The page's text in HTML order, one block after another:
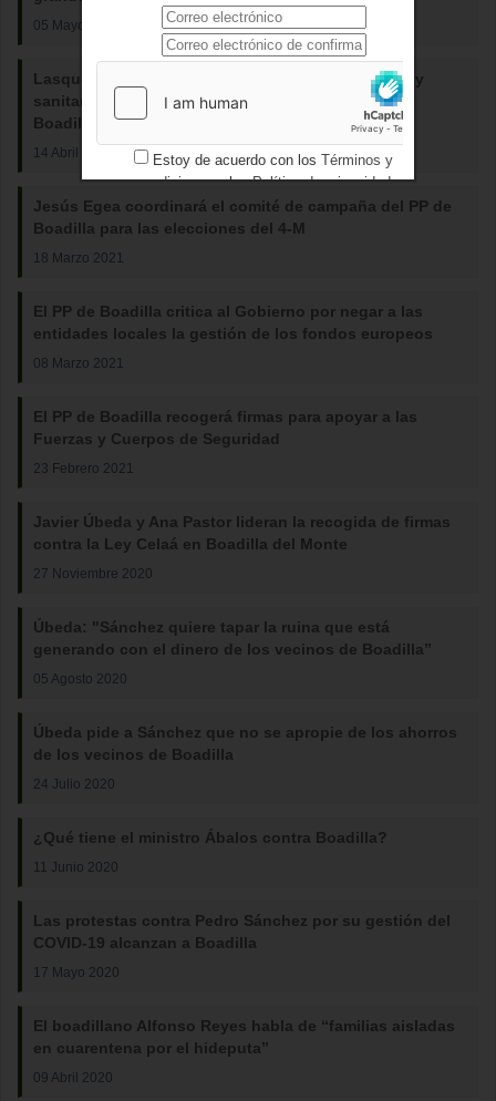
05 Mayo 2021
Lasquetty pone en valor las políticas económicas y
sanitarias del PP en un encuentro con afiliados de
Boadilla
14 Abril 2021
Jesús Egea coordinará el comité de campaña del PP de
Boadilla para las elecciones del 4-M
18 Marzo 2021
El PP de Boadilla critica al Gobierno por negar a las
entidades locales la gestión de los fondos europeos
08 Marzo 2021
El PP de Boadilla recogerá firmas para apoyar a las
Fuerzas y Cuerpos de Seguridad
23 Febrero 2021
Javier Úbeda y Ana Pastor lideran la recogida de firmas
contra la Ley Celaá en Boadilla del Monte
27 Noviembre 2020
Úbeda: "Sánchez quiere tapar la ruina que está
generando con el dinero de los vecinos de Boadilla”
05 Agosto 2020
Úbeda pide a Sánchez que no se apropie de los ahorros
de los vecinos de Boadilla
24 Julio 2020
¿Qué tiene el ministro Ábalos contra Boadilla?
11 Junio 2020
Las protestas contra Pedro Sánchez por su gestión del
COVID-19 alcanzan a Boadilla
17 Mayo 2020
El boadillano Alfonso Reyes habla de “familias aisladas
en cuarentena por el hideputa”
09 Abril 2020
Estoy de acuerdo con los Términos y
condicionesy losPolítica de privacidad